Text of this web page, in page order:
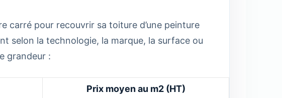
carré pour recouvrir sa toiture d’une peinture
selon la technologie, la marque, la surface ou
grandeur :
Prix moyen au m2 (HT)